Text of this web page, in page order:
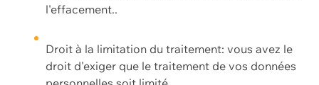
l'effacement..
Droit à la limitation du traitement: vous avez le
droit d'exiger que le traitement de vos données